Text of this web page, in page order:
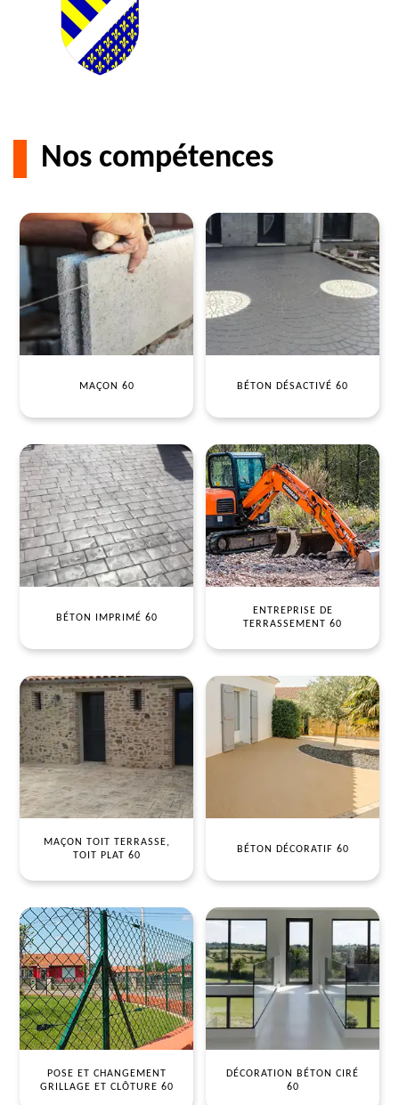
Nos compétences
MAÇON 60 BÉTON DÉSACTIVÉ 60
BÉTON IMPRIMÉ 60
ENTREPRISE DE
TERRASSEMENT 60
MAÇON TOIT TERRASSE,
TOIT PLAT 60
BÉTON DÉCORATIF 60
POSE ET CHANGEMENT
GRILLAGE ET CLÔTURE 60
DÉCORATION BÉTON CIRÉ
60